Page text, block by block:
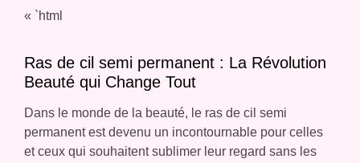
« `html
Ras de cil semi permanent : La Révolution
Beauté qui Change Tout
Dans le monde de la beauté, le ras de cil semi
permanent est devenu un incontournable pour celles
et ceux qui souhaitent sublimer leur regard sans les